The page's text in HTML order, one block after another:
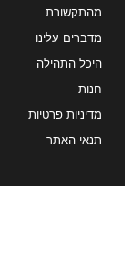
מהתקשורת
מדברים עלינו
היכל התהילה
חנות
מדיניות פרטיות
תנאי האתר